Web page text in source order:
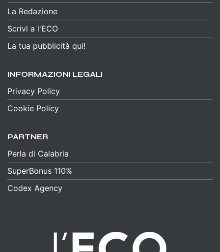
La Redazione
Scrivi a l'ECO
La tua pubblicità qui!
INFORMAZIONI LEGALI
Privacy Policy
Cookie Policy
PARTNER
Perla di Calabria
SuperBonus 110%
Codex Agency